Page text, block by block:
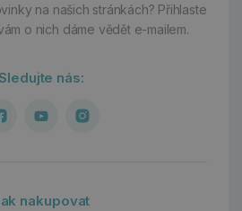
na našich stránkách? Přihlaste
o nich dáme vědět e-mailem.
nás:
nakupovat